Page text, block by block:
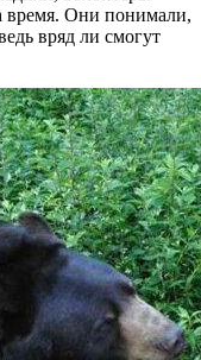
время. Они понимали,
вряд ли смогут